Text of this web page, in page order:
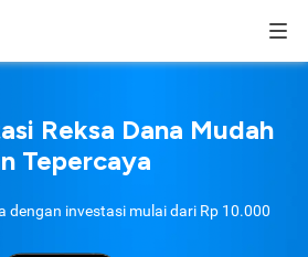
Reksa Dana Mudah
Tepercaya
dengan investasi mulai dari Rp 10.000